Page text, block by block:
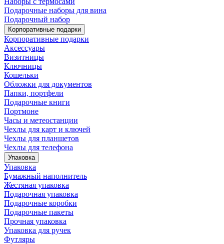
Подарочные наборы для вина
Подарочный набор
Корпоративные подарки
Корпоративные подарки
Аксессуары
Визитницы
Ключницы
Кошельки
Обложки для документов
Папки, портфели
Подарочные книги
Портмоне
Часы и метеостанции
Чехлы для карт и ключей
Чехлы для планшетов
Чехлы для телефона
Упаковка
Упаковка
Бумажный наполнитель
Жестяная упаковка
Подарочная упаковка
Подарочные коробки
Подарочные пакеты
Прочная упаковка
Упаковка для ручек
Футляры